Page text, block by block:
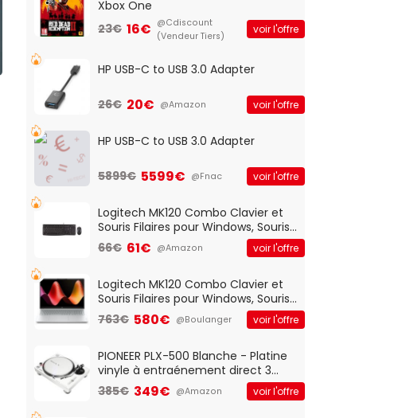
Xbox One
23€ 16€ @Cdiscount
(Vendeur Tiers)
voir l'offre
HP USB-C to USB 3.0 Adapter
26€ 20€ @Amazon voir l'offre
HP USB-C to USB 3.0 Adapter
5899€ 5599€ @Fnac voir l'offre
Logitech MK120 Combo Clavier et
Souris Filaires pour Windows, Souris
Optique Filaire, Connexion USB Plug
And Play, Confortable, Taille
QWERTY UK - Noir
66€ 61€ @Amazon voir l'offre
Logitech MK120 Combo Clavier et
Souris Filaires pour Windows, Souris
Optique Filaire, Connexion USB Plug
And Play, Confortable, Taille
QWERTY UK - Noir
763€ 580€ @Boulanger voir l'offre
PIONEER PLX-500 Blanche - Platine
vinyle à entraénement direct 3
vitesses (33-45-78 trs/min) avec
pre-ampli intégré et port USB
385€ 349€ @Amazon voir l'offre